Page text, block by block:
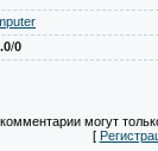
/0
могут
[